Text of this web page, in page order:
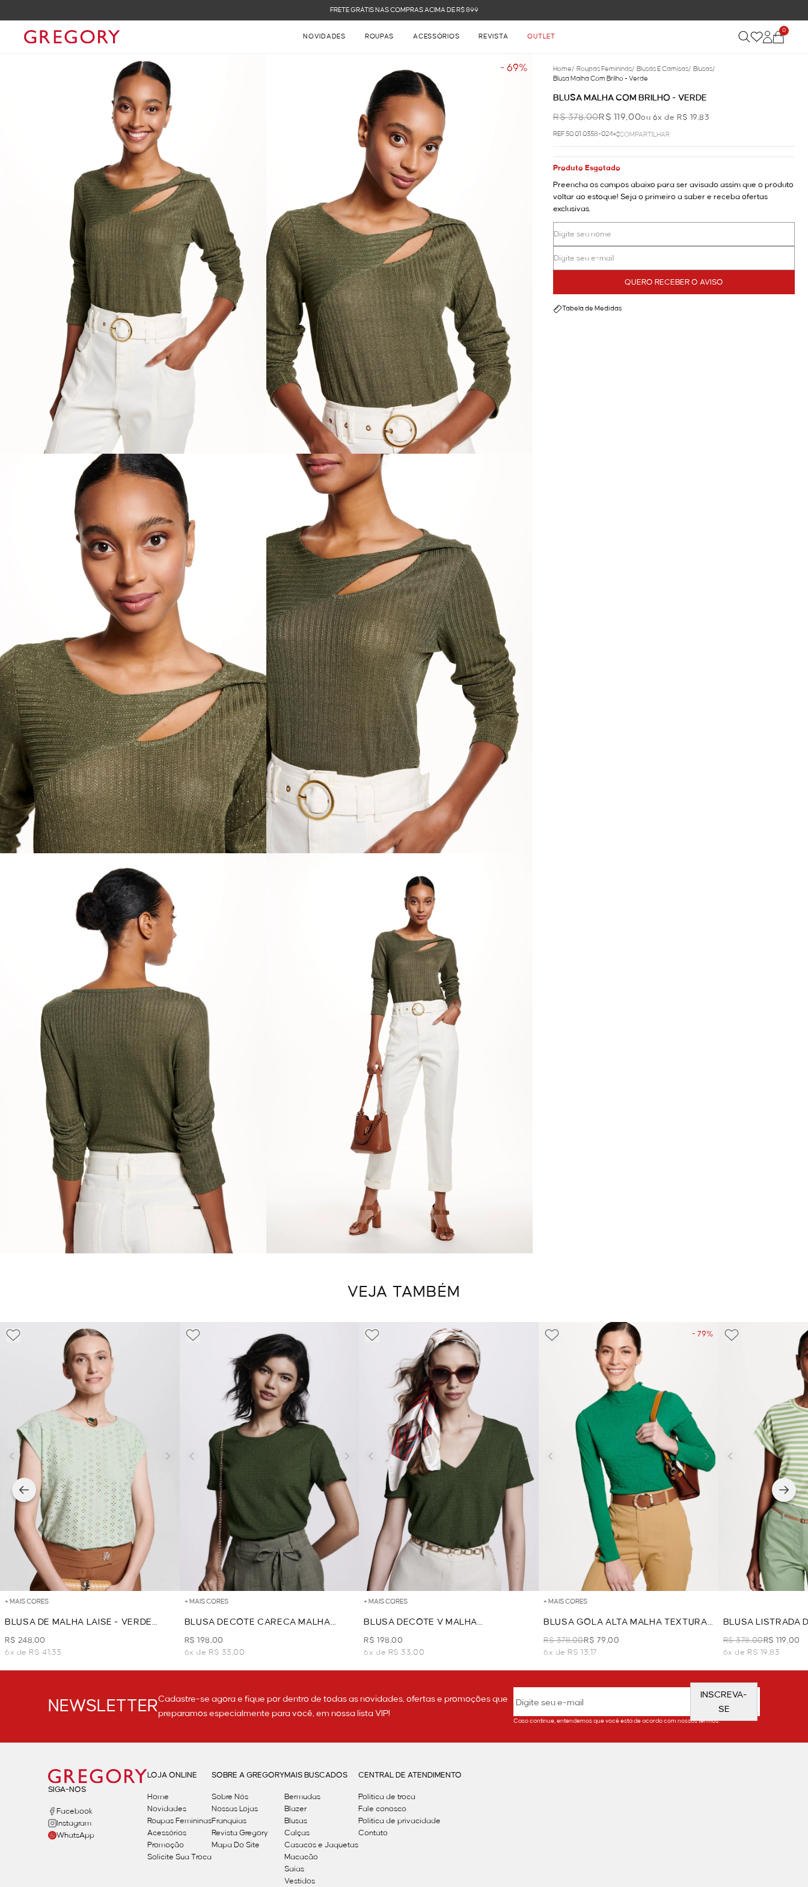
FRETE GRÁTIS NAS COMPRAS ACIMA DE R$ 899
NOVIDADES ROUPAS ACESSÓRIOS REVISTA OUTLET
0
- 69% Home/ Roupas Femininas/ Blusas E Camisas/ Blusas/
Blusa Malha Com Brilho - Verde
BLUSA MALHA COM BRILHO - VERDE
R$ 378,00R$ 119,00ou 6x de R$ 19,83
REF.50.01.0358-024 COMPARTILHAR
Produto Esgotado
Preencha os campos abaixo para ser avisado assim que o produto
voltar ao estoque! Seja o primeiro a saber e receba ofertas
exclusivas.
QUERO RECEBER O AVISO
Tabela de Medidas
VEJA TAMBÉM
+ MAIS CORES
BLUSA DE MALHA LAISE - VERDE
CLARO
R$ 248,00
6x de R$ 41,33
+ MAIS CORES
BLUSA DECOTE CARECA MALHA
TEXTURIZADA - VERDE
R$ 198,00
6x de R$ 33,00
+ MAIS CORES
BLUSA DECOTE V MALHA
TEXTURIZADA - VERDE
R$ 198,00
6x de R$ 33,00
- 79%
+ MAIS CORES
BLUSA GOLA ALTA MALHA TEXTURA
- VERDE
R$ 378,00R$ 79,00
6x de R$ 13,17
BLUSA LISTRADA
R$ 378,00R$ 119,00
6x de R$ 19,83
NEWSLETTERCadastre-se agora e fique por dentro de todas as novidades, ofertas e promoções que
preparamos especialmente para você, em nossa lista VIP!
INSCREVA-
SE
Caso continue, entendemos que você está de acordo com nossos termos.
SIGA-NOS
Facebook
Instagram
WhatsApp
LOJA ONLINE
Home
Novidades
Roupas Femininas
Acessórios
Promoção
Solicite Sua Troca
SOBRE A GREGORY
Sobre Nós
Nossas Lojas
Franquias
Revista Gregory
Mapa Do Site
MAIS BUSCADOS
Bermudas
Blazer
Blusas
Calças
Casacos e Jaquetas
Macacão
Saias
Vestidos
CENTRAL DE ATENDIMENTO
Política de troca
Fale conosco
Politica de privacidade
Contato